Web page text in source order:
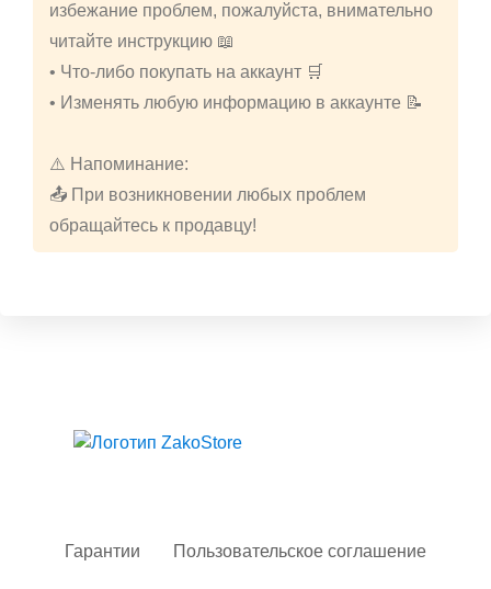
избежание проблем, пожалуйста, внимательно
читайте инструкцию 📖
• Что-либо покупать на аккаунт 🛒
• Изменять любую информацию в аккаунте 📝
⚠️ Напоминание:
📤 При возникновении любых проблем
обращайтесь к продавцу!
Гарантии Пользовательское соглашение